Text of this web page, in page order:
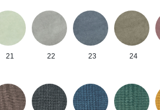
21 22 23 24